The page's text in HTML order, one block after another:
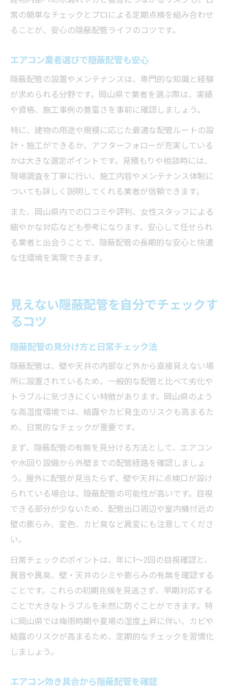
常の簡単なチェックとプロによる定期点検を組み合わせ
ることが、安心の隠蔽配管ライフのコツです。
エアコン業者選びで隠蔽配管も安心
隠蔽配管の設置やメンテナンスは、専門的な知識と経験
が求められる分野です。岡山県で業者を選ぶ際は、実績
や資格、施工事例の豊富さを事前に確認しましょう。
特に、建物の用途や規模に応じた最適な配管ルートの設
計・施工ができるか、アフターフォローが充実している
かは大きな選定ポイントです。見積もりや相談時には、
現場調査を丁寧に行い、施工内容やメンテナンス体制に
ついても詳しく説明してくれる業者が信頼できます。
また、岡山県内での口コミや評判、女性スタッフによる
細やかな対応なども参考になります。安心して任せられ
る業者と出会うことで、隠蔽配管の長期的な安心と快適
な住環境を実現できます。
見えない隠蔽配管を自分でチェックす
るコツ
隠蔽配管の見分け方と日常チェック法
隠蔽配管は、壁や天井の内部など外から直接見えない場
所に設置されているため、一般的な配管と比べて劣化や
トラブルに気づきにくい特徴があります。岡山県のよう
な高湿度環境では、結露やカビ発生のリスクも高まるた
め、日常的なチェックが重要です。
まず、隠蔽配管の有無を見分ける方法として、エアコン
や水回り設備から外壁までの配管経路を確認しましょ
う。屋外に配管が見当たらず、壁や天井に点検口が設け
られている場合は、隠蔽配管の可能性が高いです。目視
できる部分が少ないため、配管出口周辺や室内機付近の
壁の膨らみ、変色、カビ臭など異変にも注意してくださ
い。
日常チェックのポイントは、年に1〜2回の目視確認と、
異音や異臭、壁・天井のシミや膨らみの有無を確認する
ことです。これらの初期兆候を見逃さず、早期対応する
ことで大きなトラブルを未然に防ぐことができます。特
に岡山県では梅雨時期や夏場の湿度上昇に伴い、カビや
結露のリスクが高まるため、定期的なチェックを習慣化
しましょう。
エアコン効き具合から隠蔽配管を確認